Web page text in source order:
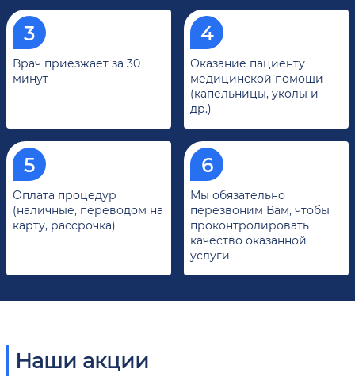
Врач приезжает за 30
минут
Оказание пациенту
медицинской помощи
(капельницы, уколы и
др.)
Оплата процедур
(наличные, переводом на
карту, рассрочка)
Мы обязательно
перезвоним Вам, чтобы
проконтролировать
качество оказанной
услуги
Наши акции